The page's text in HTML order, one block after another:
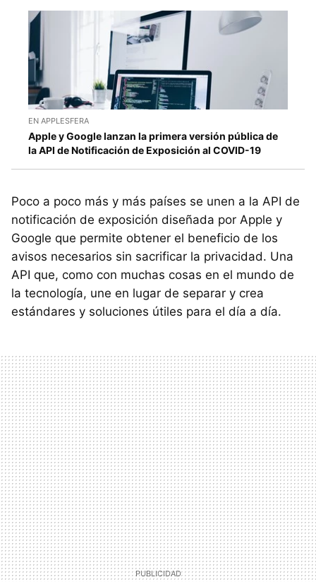
EN APPLESFERA
Apple y Google lanzan la primera versión pública de
la API de Notificación de Exposición al COVID-19
Poco a poco más y más países se unen a la API de
notificación de exposición diseñada por Apple y
Google que permite obtener el beneficio de los
avisos necesarios sin sacrificar la privacidad. Una
API que, como con muchas cosas en el mundo de
la tecnología, une en lugar de separar y crea
estándares y soluciones útiles para el día a día.